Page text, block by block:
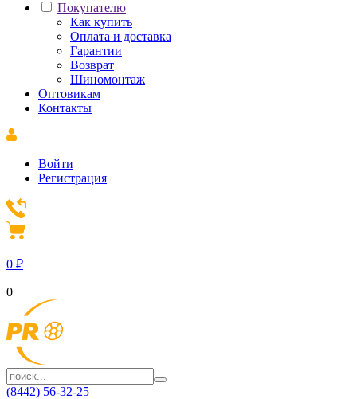
Покупателю
Как купить
Оплата и доставка
Гарантии
Возврат
Шиномонтаж
Оптовикам
Контакты
Войти
Регистрация
0 ₽
0
(8442) 56-32-25